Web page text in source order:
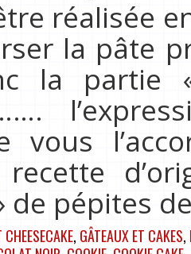
réalisée
la pâte
la partie
vous
de pépites
, GÂTEAUX ET CAKES,